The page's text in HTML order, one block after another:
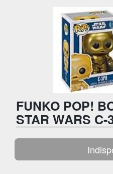
FUNKO POP!
STAR WARS C-